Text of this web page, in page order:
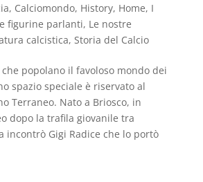
, Calciomondo, History, Home, I
figurine parlanti, Le nostre
calcistica, Storia del Calcio
popolano il favoloso mondo dei
spazio speciale è riservato al
Terraneo. Nato a Briosco, in
dopo la trafila giovanile tra
incontrò Gigi Radice che lo portò